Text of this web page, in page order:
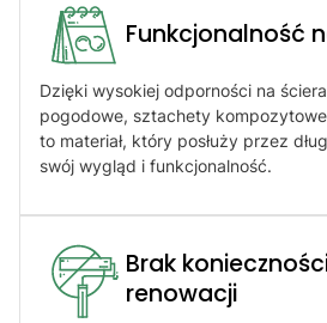
Funkcjonalność
Dzięki wysokiej odporności na
pogodowe, sztachety
to materiał, który posłuży przez
swój wygląd i funkcjonalność.
Brak
renowacji​